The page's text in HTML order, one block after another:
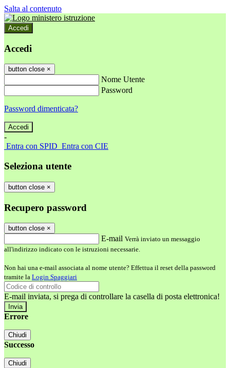
Salta al contenuto
Accedi
Accedi
button close ×
Nome Utente
Password
Password dimenticata?
-
Entra con SPID Entra con CIE
Seleziona utente
button close ×
Recupero password
button close ×
E-mail Verrà inviato un messaggio
all'indirizzo indicato con le istruzioni necessarie.
Non hai una e-mail associata al nome utente? Effettua il reset della password
tramite la Login Spaggiari
E-mail inviata, si prega di controllare la casella di posta elettronica!
Errore
Chiudi
Successo
Chiudi